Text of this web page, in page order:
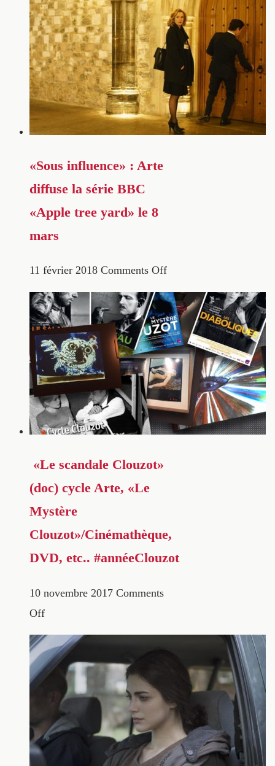
«Sous influence» : Arte
diffuse la série BBC
«Apple tree yard» le 8
mars
11 février 2018 Comments Off
«Le scandale Clouzot»
(doc) cycle Arte, «Le
Mystère
Clouzot»/Cinémathèque,
DVD, etc.. #annéeClouzot
10 novembre 2017 Comments
Off